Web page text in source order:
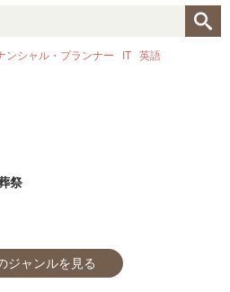
ンシャル・プランナー IT 英語
祭
ジャンルを見る